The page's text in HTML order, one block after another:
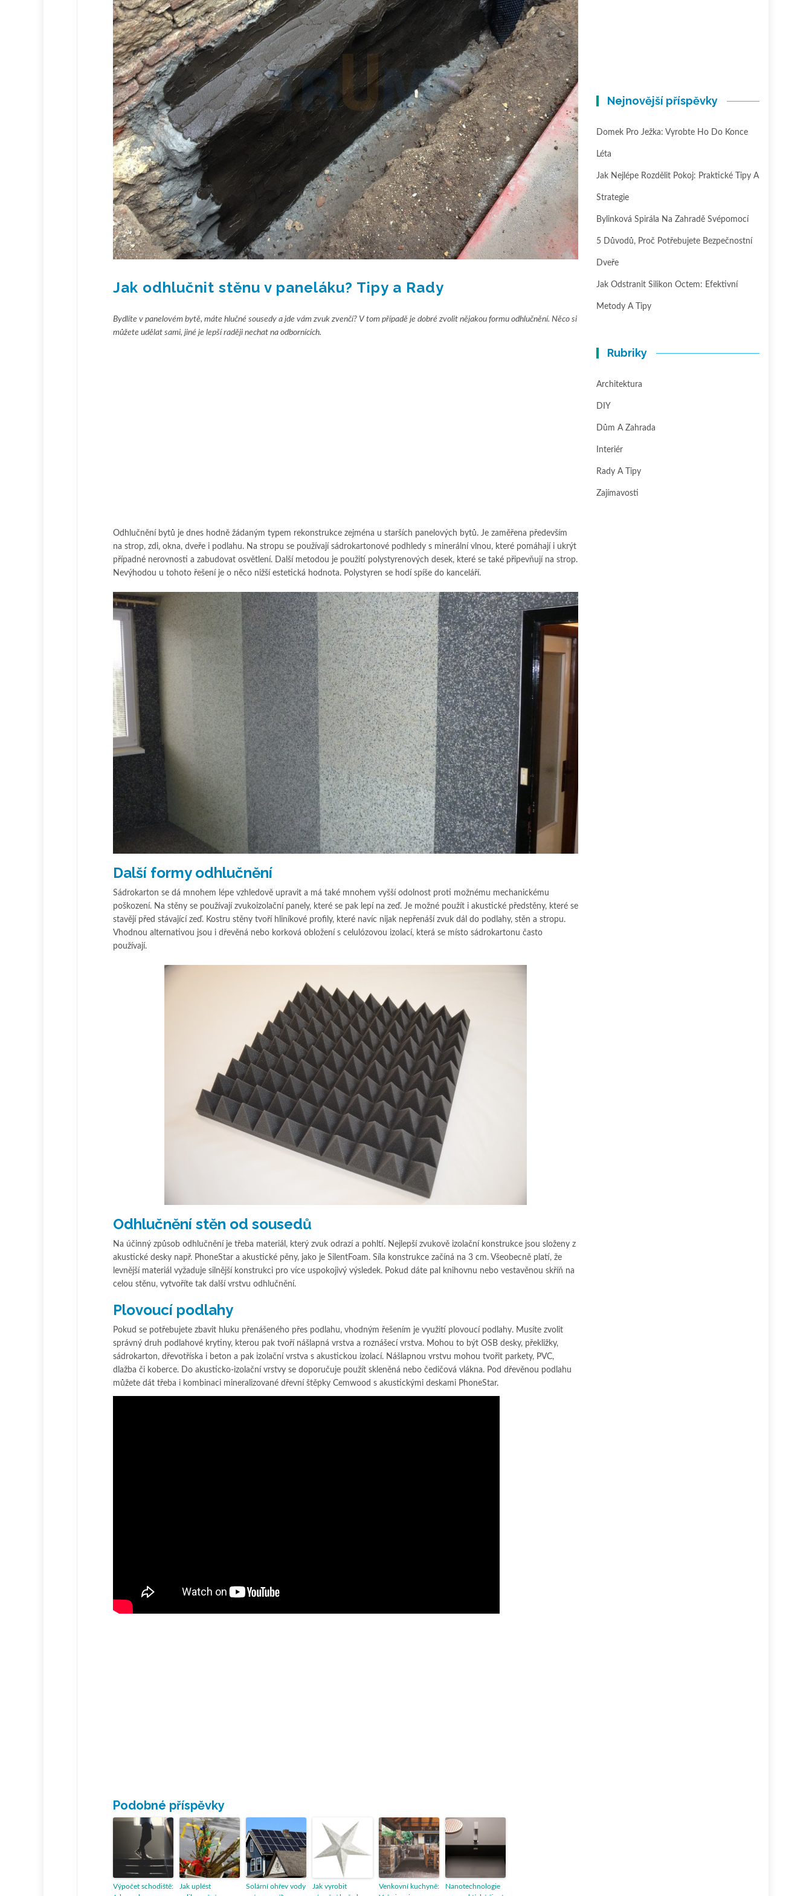
Jak odhlučnit stěnu v paneláku? Tipy a Rady
Bydlíte v panelovém bytě, máte hlučné sousedy a jde vám zvuk zvenčí? V tom případě je dobré zvolit nějakou formu odhlučnění. Něco si
můžete udělat sami, jiné je lepší raději nechat na odbornících.
Odhlučnění bytů je dnes hodně žádaným typem rekonstrukce zejména u starších panelových bytů. Je zaměřena především
na strop, zdi, okna, dveře i podlahu. Na stropu se používají sádrokartonové podhledy s minerální vlnou, které pomáhají i ukrýt
případné nerovnosti a zabudovat osvětlení. Další metodou je použití polystyrenových desek, které se také připevňují na strop.
Nevýhodou u tohoto řešení je o něco nižší estetická hodnota. Polystyren se hodí spíše do kanceláří.
Další formy odhlučnění
Sádrokarton se dá mnohem lépe vzhledově upravit a má také mnohem vyšší odolnost proti možnému mechanickému
poškození. Na stěny se používají zvukoizolační panely, které se pak lepí na zeď. Je možné použít i akustické předstěny, které se
stavějí před stávající zeď. Kostru stěny tvoří hliníkové profily, které navíc nijak nepřenáší zvuk dál do podlahy, stěn a stropu.
Vhodnou alternativou jsou i dřevěná nebo korková obložení s celulózovou izolací, která se místo sádrokartonu často
používají.
Odhlučnění stěn od sousedů
Na účinný způsob odhlučnění je třeba materiál, který zvuk odrazí a pohltí. Nejlepší zvukově izolační konstrukce jsou složeny z
akustické desky např. PhoneStar a akustické pěny, jako je SilentFoam. Síla konstrukce začíná na 3 cm. Všeobecně platí, že
levnější materiál vyžaduje silnější konstrukci pro více uspokojivý výsledek. Pokud dáte pal knihovnu nebo vestavěnou skříň na
celou stěnu, vytvoříte tak další vrstvu odhlučnění.
Plovoucí podlahy
Pokud se potřebujete zbavit hluku přenášeného přes podlahu, vhodným řešením je využití plovoucí podlahy. Musíte zvolit
správný druh podlahové krytiny, kterou pak tvoří nášlapná vrstva a roznášecí vrstva. Mohou to být OSB desky, překližky,
sádrokarton, dřevotříska i beton a pak izolační vrstva s akustickou izolací. Nášlapnou vrstvu mohou tvořit parkety, PVC,
dlažba či koberce. Do akusticko-izolační vrstvy se doporučuje použít skleněná nebo čedičová vlákna. Pod dřevěnou podlahu
můžete dát třeba i kombinaci mineralizované dřevní štěpky Cemwood s akustickými deskami PhoneStar.
Podobné příspěvky
Výpočet schodiště:
Jak uplést
Solární ohřev vody
Jak vyrobit
Venkovní kuchyně:
Nanotechnologie
Nejnovější příspěvky
Domek Pro Ježka: Vyrobte Ho Do Konce
Léta
Jak Nejlépe Rozdělit Pokoj: Praktické Tipy A
Strategie
Bylinková Spirála Na Zahradě Svépomocí
5 Důvodů, Proč Potřebujete Bezpečnostní
Dveře
Jak Odstranit Silikon Octem: Efektivní
Metody A Tipy
Rubriky
Architektura
DIY
Dům A Zahrada
Interiér
Rady A Tipy
Zajímavosti